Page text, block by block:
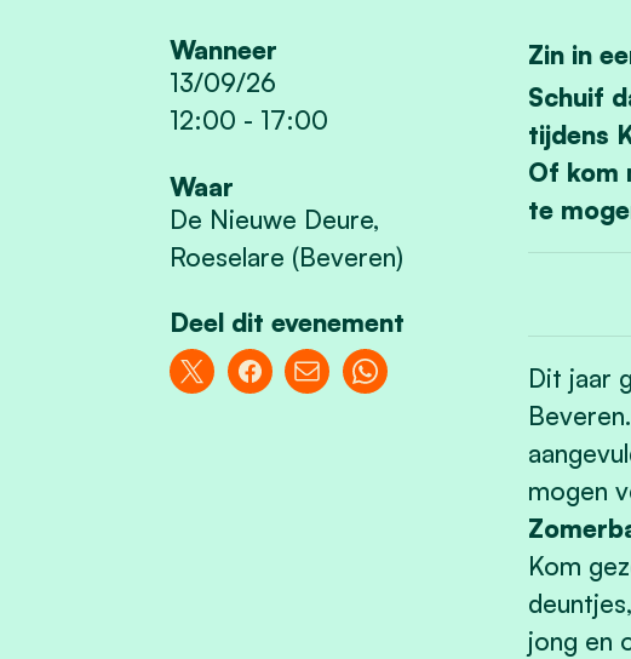
Wanneer
13/09/26
12:00 - 17:00
Waar
De Nieuwe Deure,
Roeselare (Beveren)
Deel dit evenement
Zin in
Schuif
tijdens
Of kom
te
Dit jaar
mogen
Kom
jong en